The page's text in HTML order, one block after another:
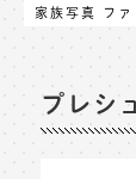
家族写真 ファ
プレシ